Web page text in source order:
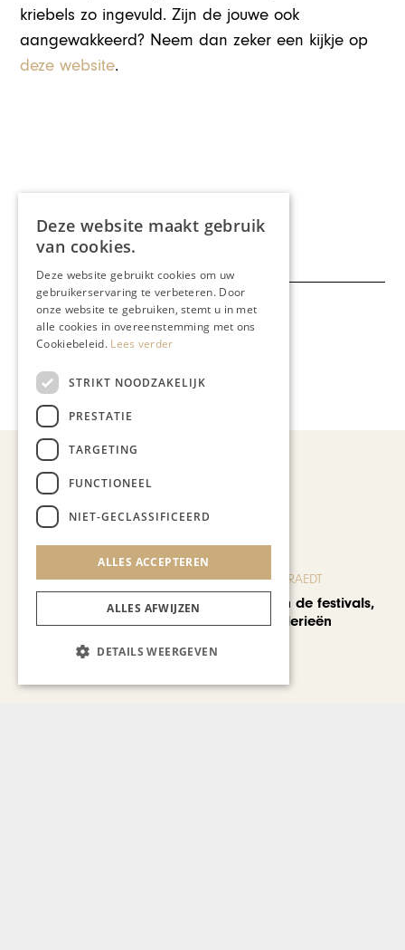
kriebels zo ingevuld. Zijn de jouwe ook
aangewakkeerd? Neem dan zeker een kijkje op
deze website.
Deel dit artikel:
Meer artikelen over:
Liens Travel
Lien Verwimp
Recent nieuws
BLOG JO CORTENRAEDT
We verzuipen in de festivals,
feesten en braderieën
Deze website maakt gebruik
van cookies.
Deze website gebruikt cookies om uw
gebruikerservaring te verbeteren. Door
onze website te gebruiken, stemt u in met
alle cookies in overeenstemming met ons
Cookiebeleid. Lees verder
STRIKT NOODZAKELIJK
PRESTATIE
TARGETING
FUNCTIONEEL
NIET-GECLASSIFICEERD
ALLES ACCEPTEREN
ALLES AFWIJZEN
DETAILS WEERGEVEN